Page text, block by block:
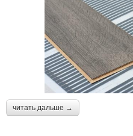
читать дальше →